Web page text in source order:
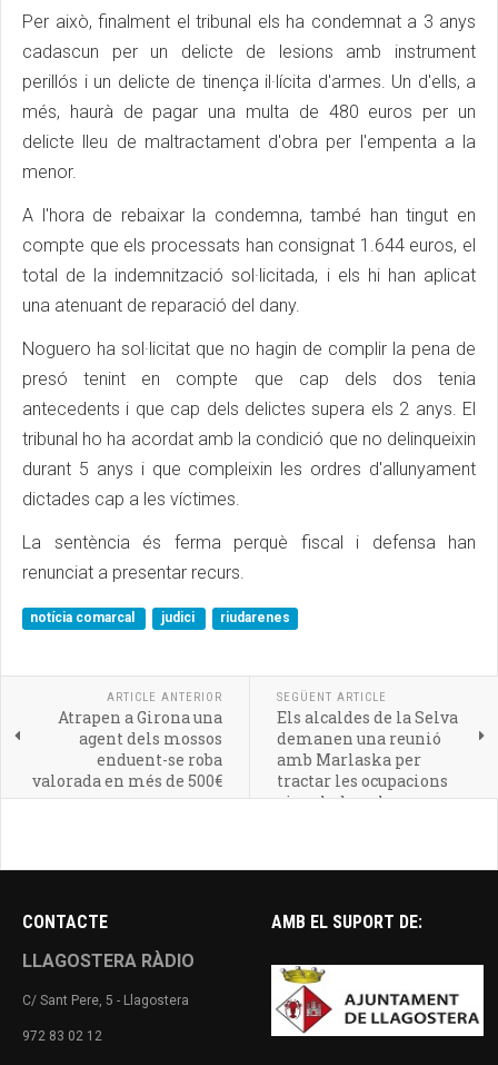
Per això, finalment el tribunal els ha condemnat a 3 anys
cadascun per un delicte de lesions amb instrument
perillós i un delicte de tinença il·lícita d'armes. Un d'ells, a
més, haurà de pagar una multa de 480 euros per un
delicte lleu de maltractament d'obra per l'empenta a la
menor.
A l'hora de rebaixar la condemna, també han tingut en
compte que els processats han consignat 1.644 euros, el
total de la indemnització sol·licitada, i els hi han aplicat
una atenuant de reparació del dany.
Noguero ha sol·licitat que no hagin de complir la pena de
presó tenint en compte que cap dels dos tenia
antecedents i que cap dels delictes supera els 2 anys. El
tribunal ho ha acordat amb la condició que no delinqueixin
durant 5 anys i que compleixin les ordres d'allunyament
dictades cap a les víctimes.
La sentència és ferma perquè fiscal i defensa han
renunciat a presentar recurs.
notícia comarcal judici riudarenes
ARTICLE ANTERIOR
Atrapen a Girona una
agent dels mossos
enduent-se roba
valorada en més de 500€
SEGÜENT ARTICLE
Els alcaldes de la Selva
demanen una reunió
amb Marlaska per
tractar les ocupacions
vinculades a la
CONTACTE
LLAGOSTERA RÀDIO
C/ Sant Pere, 5 - Llagostera
972 83 02 12
AMB EL SUPORT DE: